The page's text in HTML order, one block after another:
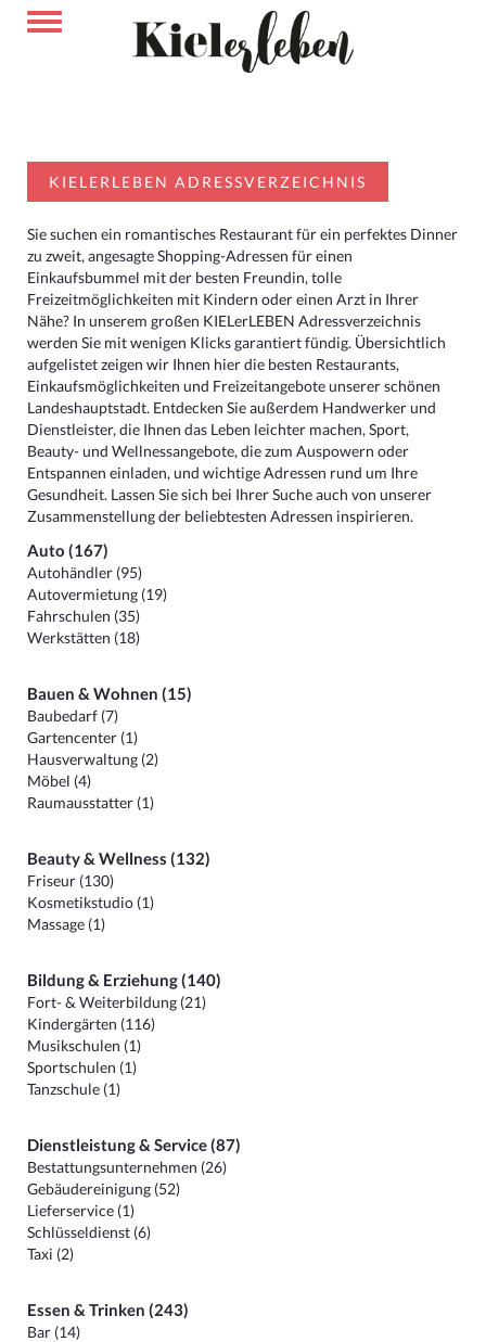
KIELERLEBEN ADRESSVERZEICHNIS
Sie suchen ein romantisches Restaurant für ein perfektes Dinner
zu zweit, angesagte Shopping-Adressen für einen
Einkaufsbummel mit der besten Freundin, tolle
Freizeitmöglichkeiten mit Kindern oder einen Arzt in Ihrer
Nähe? In unserem großen KIELerLEBEN Adressverzeichnis
werden Sie mit wenigen Klicks garantiert fündig. Übersichtlich
aufgelistet zeigen wir Ihnen hier die besten Restaurants,
Einkaufsmöglichkeiten und Freizeitangebote unserer schönen
Landeshauptstadt. Entdecken Sie außerdem Handwerker und
Dienstleister, die Ihnen das Leben leichter machen, Sport,
Beauty- und Wellnessangebote, die zum Auspowern oder
Entspannen einladen, und wichtige Adressen rund um Ihre
Gesundheit. Lassen Sie sich bei Ihrer Suche auch von unserer
Zusammenstellung der beliebtesten Adressen inspirieren.
Auto (167)
Autohändler (95)
Autovermietung (19)
Fahrschulen (35)
Werkstätten (18)
Bauen & Wohnen (15)
Baubedarf (7)
Gartencenter (1)
Hausverwaltung (2)
Möbel (4)
Raumausstatter (1)
Beauty & Wellness (132)
Friseur (130)
Kosmetikstudio (1)
Massage (1)
Bildung & Erziehung (140)
Fort- & Weiterbildung (21)
Kindergärten (116)
Musikschulen (1)
Sportschulen (1)
Tanzschule (1)
Dienstleistung & Service (87)
Bestattungsunternehmen (26)
Gebäudereinigung (52)
Lieferservice (1)
Schlüsseldienst (6)
Taxi (2)
Essen & Trinken (243)
Bar (14)